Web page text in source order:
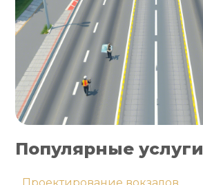
Популярные услуги